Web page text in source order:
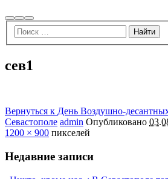
НайтиБольше
информации
Главное
меню
сев1
Вернуться к День Воздушно-
Севастополе admin Опубликовано
1200 × 900 пикселей
Недавние записи